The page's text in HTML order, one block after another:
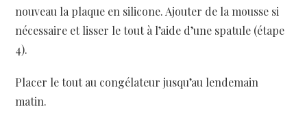
nouveau la plaque en silicone. Ajouter de la mousse si
nécessaire et lisser le tout à l’aide d’une spatule (étape
4).
Placer le tout au congélateur jusqu’au lendemain
matin.